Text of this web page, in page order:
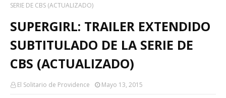
SERIE DE CBS (ACTUALIZADO)
SUPERGIRL: TRAILER EXTENDIDO
SUBTITULADO DE LA SERIE DE
CBS (ACTUALIZADO)
El Solitario de Providence Mayo 13, 2015